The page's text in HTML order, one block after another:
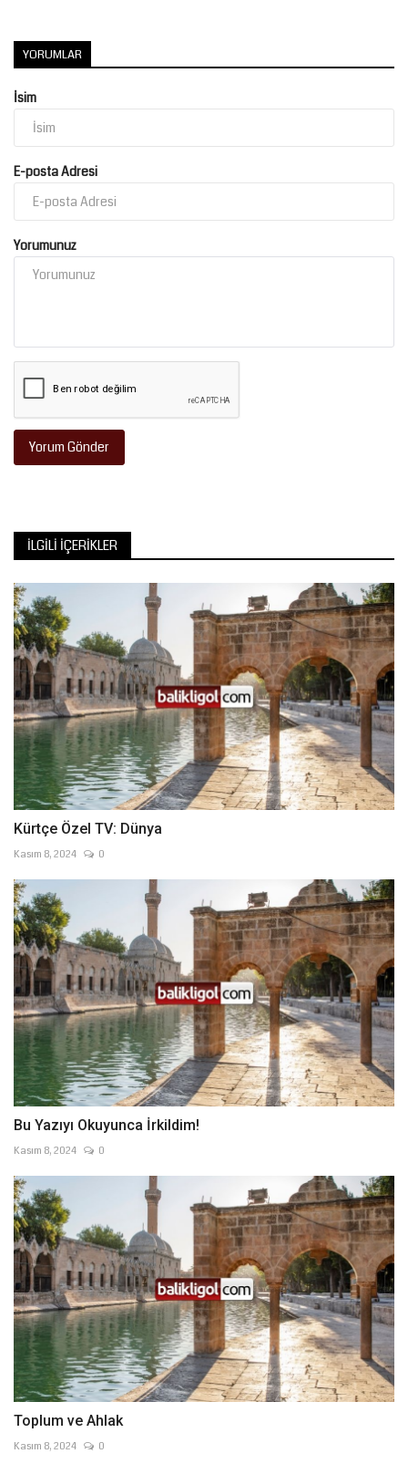
YORUMLAR
İsim
E-posta Adresi
Yorumunuz
Yorum Gönder
İLGILI İÇERIKLER
Kürtçe Özel TV: Dünya
Kasım 8, 2024 0
Bu Yazıyı Okuyunca İrkildim!
Kasım 8, 2024 0
Toplum ve Ahlak
Kasım 8, 2024 0